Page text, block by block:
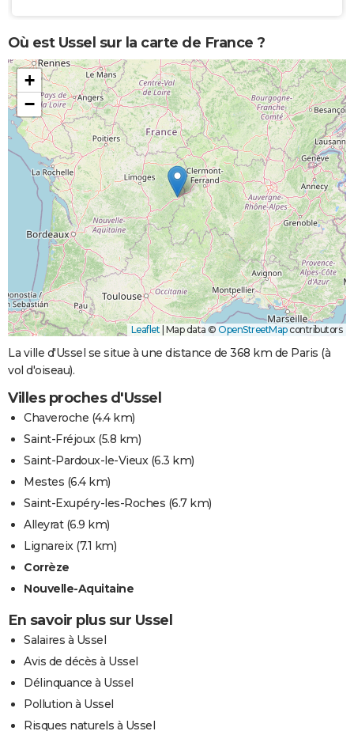
Où est Ussel sur la carte de France ?
+
−
Leaflet Map data © OpenStreetMapcontributors
La ville d'Ussel se situe à une distance de 368 km de Paris (à
vol d'oiseau).
Villes proches d'Ussel
Chaveroche (4.4 km)
Saint-Fréjoux(5.8 km)
Saint-Pardoux-le-Vieux(6.3 km)
Mestes (6.4 km)
Saint-Exupéry-les-Roches (6.7 km)
Alleyrat(6.9 km)
Lignareix(7.1 km)
Corrèze
Nouvelle-Aquitaine
En savoir plus sur Ussel
Salaires à Ussel
Avis de décès à Ussel
Délinquance à Ussel
Pollution à Ussel
Risques naturels à Ussel